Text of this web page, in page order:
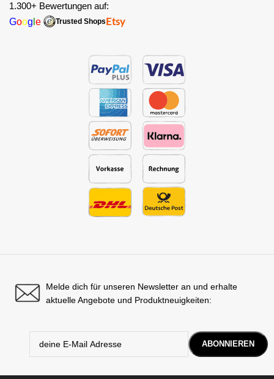
1.300+ Bewertungen auf:
Goog e Trusted Shops Etsy
Melde dich für unseren Newsletter an und erhalte
aktuelle Angebote und Produktneuigkeiten: